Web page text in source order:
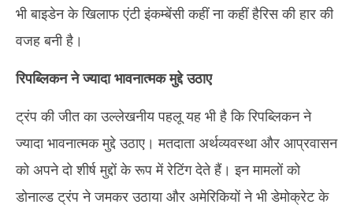
भी बाइडेन के खिलाफ एंटी इंकम्बेंसी कहीं ना कहीं हैरिस की हार की
वजह बनी है।
रिपब्लिकन ने ज्यादा भावनात्मक मुद्दे उठाए
ट्रंप की जीत का उल्लेखनीय पहलू यह भी है कि रिपब्लिकन ने
ज्यादा भावनात्मक मुद्दे उठाए। मतदाता अर्थव्यवस्था और आप्रवासन
को अपने दो शीर्ष मुद्दों के रूप में रेटिंग देते हैं। इन मामलों को
डोनाल्ड ट्रंप ने जमकर उठाया और अमेरिकियों ने भी डेमोक्रेट के